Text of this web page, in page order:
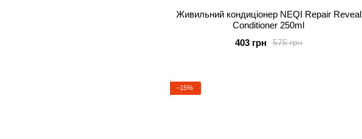
Живильний кондиціонер NEQI Repair Reveal
Conditioner 250ml
575 грн
403 грн
−15%